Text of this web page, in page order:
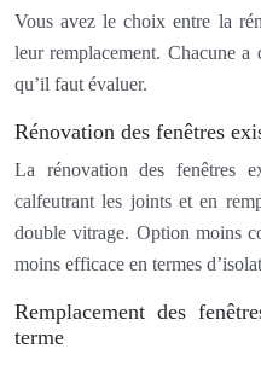
Vous avez le choix entre la
leur remplacement. Chacune a
qu’il faut évaluer.
Rénovation des fenêtres
La rénovation des fenêtres
calfeutrant les joints et en
double vitrage. Option moins
moins efficace en termes
Remplacement des
terme